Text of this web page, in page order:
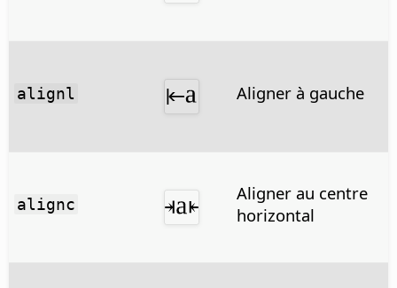
alignl Aligner à gauche
alignc
Aligner au centre
horizontal